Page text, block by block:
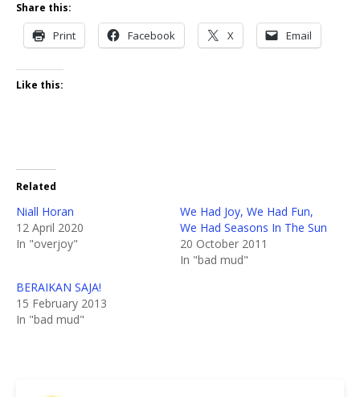
Share this:
Print Facebook X Email
Like this:
Related
Niall Horan
12 April 2020
In "overjoy"
We Had Joy, We Had Fun,
We Had Seasons In The Sun
20 October 2011
In "bad mud"
BERAIKAN SAJA!
15 February 2013
In "bad mud"